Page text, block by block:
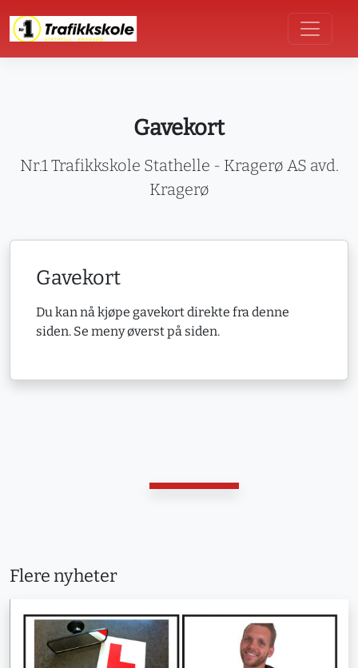
Gavekort
Nr.1 Trafikkskole Stathelle - Kragerø AS avd.
Kragerø
Gavekort
Du kan nå kjøpe gavekort direkte fra denne
siden. Se meny øverst på siden.
Flere nyheter